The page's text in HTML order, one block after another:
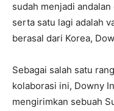
sudah menjadi
serta satu lagi adalah
berasal dari Korea,
Sebagai salah satu
kolaborasi ini, Downy
mengirimkan sebuah